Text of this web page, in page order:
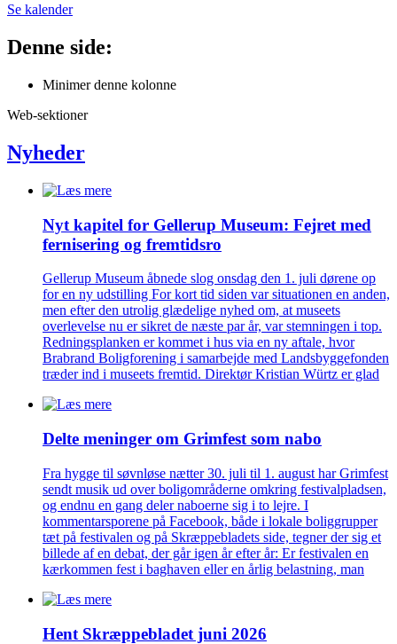
Se kalender
Denne side:
Minimer denne kolonne
Web-sektioner
Nyheder
Nyt kapitel for Gellerup Museum: Fejret med
fernisering og fremtidsro
Gellerup Museum åbnede slog onsdag den 1. juli dørene op
for en ny udstilling For kort tid siden var situationen en anden,
men efter den utrolig glædelige nyhed om, at museets
overlevelse nu er sikret de næste par år, var stemningen i top.
Redningsplanken er kommet i hus via en ny aftale, hvor
Brabrand Boligforening i samarbejde med Landsbyggefonden
træder ind i museets fremtid. Direktør Kristian Würtz er glad
Delte meninger om Grimfest som nabo
Fra hygge til søvnløse nætter 30. juli til 1. august har Grimfest
sendt musik ud over boligområderne omkring festivalpladsen,
og endnu en gang deler naboerne sig i to lejre. I
kommentarsporene på Facebook, både i lokale boliggrupper
tæt på festivalen og på Skræppebladets side, tegner der sig et
billede af en debat, der går igen år efter år: Er festivalen en
kærkommen fest i baghaven eller en årlig belastning, man
Hent Skræppe­bladet juni 2026